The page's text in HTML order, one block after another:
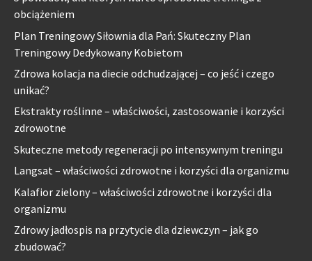
obciążeniem
Plan Treningowy Siłownia dla Pań: Skuteczny Plan
Treningowy Dedykowany Kobietom
Zdrowa kolacja na diecie odchudzającej – co jeść i czego
unikać?
Ekstrakty roślinne – właściwości, zastosowanie i korzyści
zdrowotne
Skuteczne metody regeneracji po intensywnym treningu
Langsat – właściwości zdrowotne i korzyści dla organizmu
Kalafior zielony – właściwości zdrowotne i korzyści dla
organizmu
Zdrowy jadłospis na przytycie dla dziewczyn – jak go
zbudować?